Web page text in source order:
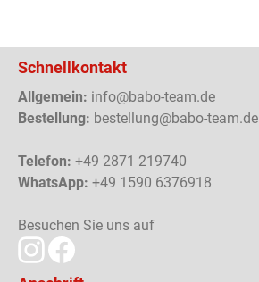
Schnellkontakt
Allgemein: info@babo-team.de
Bestellung: bestellung@babo-team.de
Telefon: +49 2871 219740
WhatsApp: +49 1590 6376918
Besuchen Sie uns auf